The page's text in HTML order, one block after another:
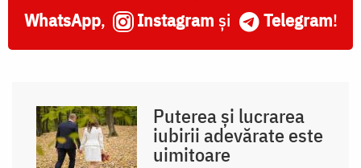
WhatsApp, Instagram și Telegram!
Puterea și lucrarea
iubirii adevărate este
uimitoare